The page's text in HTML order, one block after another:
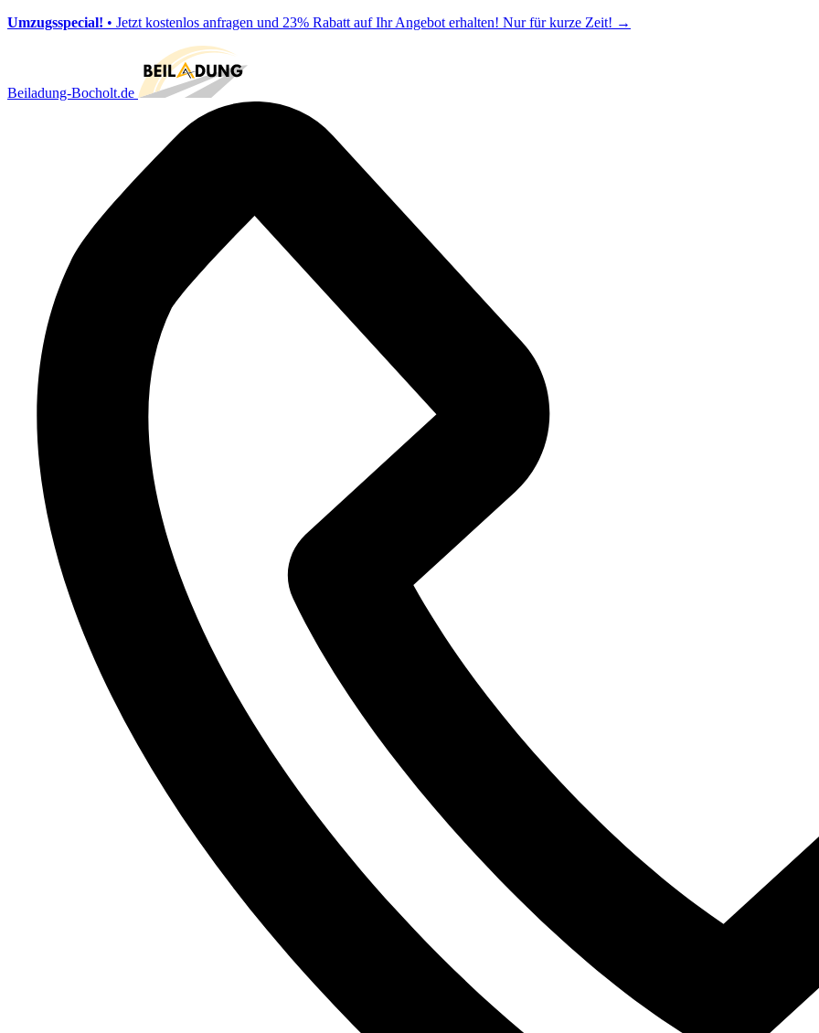
Umzugsspecial! • Jetzt kostenlos anfragen und 23% Rabatt auf Ihr Angebot erhalten! Nur für kurze Zeit! →
Beiladung-Bocholt.de